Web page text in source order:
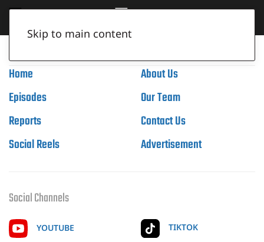
Skip to main content
Home
Episodes
Reports
Social Reels
About Us
Our Team
Contact Us
Advertisement
Social Channels
YOUTUBE TIKTOK